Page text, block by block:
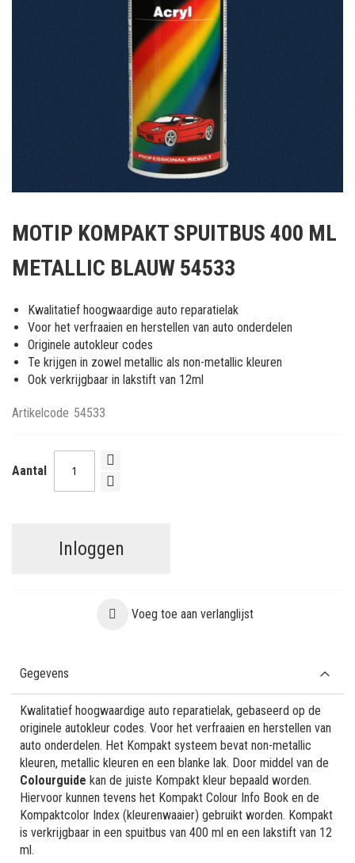
het
van
afbeeldingen-
gallerij
MOTIP KOMPAKT SPUITBUS 400 ML
METALLIC BLAUW 54533
Kwalitatief hoogwaardige auto reparatielak
Voor het verfraaien en herstellen van auto onderdelen
Originele autokleur codes
Te krijgen in zowel metallic als non-metallic kleuren
Ook verkrijgbaar in lakstift van 12ml
Artikelcode 54533
Aantal
Inloggen
Voeg toe aan verlanglijst
Gegevens
Kwalitatief hoogwaardige auto reparatielak, gebaseerd op de
originele autokleur codes. Voor het verfraaien en herstellen van
auto onderdelen. Het Kompakt systeem bevat non-metallic
kleuren, metallic kleuren en een blanke lak. Door middel van de
Colourguide kan de juiste Kompakt kleur bepaald worden.
Hiervoor kunnen tevens het Kompakt Colour Info Book en de
Kompaktcolor Index (kleurenwaaier) gebruikt worden. Kompakt
is verkrijgbaar in een spuitbus van 400 ml en een lakstift van 12
ml.